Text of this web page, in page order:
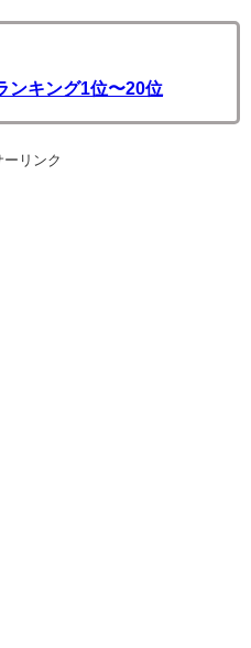
ンキング1位〜20位
ーリンク